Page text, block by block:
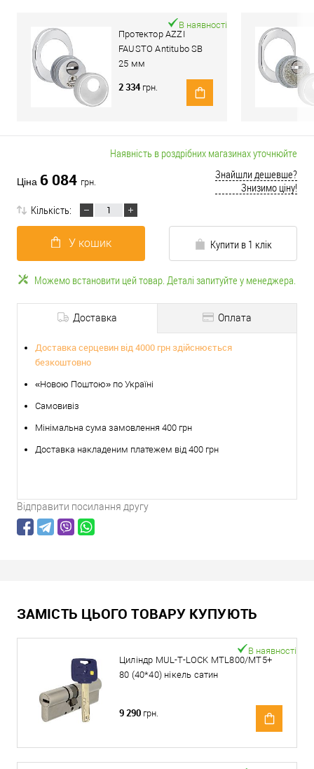
Протектор AZZI
FAUSTO Antitubo SB
25 мм
овальний широкий
хром полірований
В наявності
2 334 грн.
Наявність в роздрібних магазинах уточнюйте
Ціна 6 084 грн.
Знайшли дешевше?
Знизимо ціну!
Кількість:
У кошик Купити в 1 клік
Можемо встановити цей товар. Деталі запитуйте у менеджера.
Доставка Оплата
Доставка серцевин від 4000 грн здійснюється
безкоштовно
«Новою Поштою» по Україні
Самовивіз
Мінімальна сума замовлення 400 грн
Доставка накладеним платежем від 400 грн
Відправити посилання другу
ЗАМІСТЬ ЦЬОГО ТОВАРУ КУПУЮТЬ
Циліндр MUL-T-LOCK MTL800/MT5+
80 (40*40) нікель сатин
В наявності
9 290 грн.